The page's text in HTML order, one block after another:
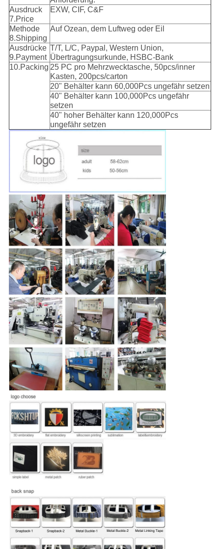
Ausdruck
7.Price
EXW, CIF, C&F
Methode
8.Shipping
Auf Ozean, dem Luftweg oder Eil
Ausdrücke
9.Payment
T/T, L/C, Paypal, Western Union,
Übertragungsurkunde, HSBC-Bank
10.Packing 25 PC pro Mehrzwecktasche, 50pcs/inner
Kasten, 200pcs/carton
20" Behälter kann 60,000Pcs ungefähr setzen
40" Behälter kann 100,000Pcs ungefähr
setzen
40" hoher Behälter kann 120,000Pcs
ungefähr setzen